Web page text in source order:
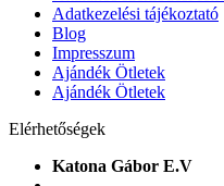
Adatkezelési tájékoztató
Blog
Impresszum
Ajándék Ötletek
Ajándék Ötletek
Elérhetőségek
Katona Gábor E.V